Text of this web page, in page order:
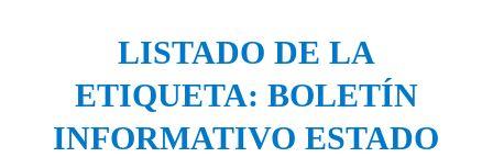
LISTADO DE LA
ETIQUETA: BOLETÍN
INFORMATIVO ESTADO